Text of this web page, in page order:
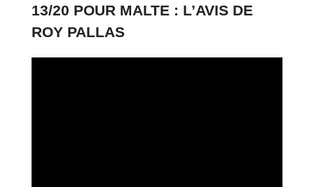
13/20 POUR MALTE : L’AVIS DE
ROY PALLAS